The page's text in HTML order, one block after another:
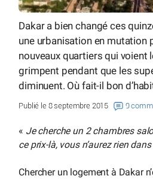
Dakar a bien changé ces
une urbanisation en mutation
nouveaux quartiers qui voient
grimpent pendant que les
diminuent. Où fait-il bon
Publié le 8 septembre 2015 9
« Je cherche un 2 chambres
ce prix-là, vous n’aurez rien
Chercher un logement à Dakar